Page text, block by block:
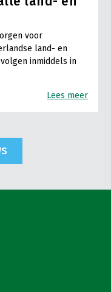
voor
land- en
inmiddels in
Lees meer